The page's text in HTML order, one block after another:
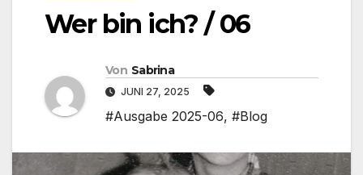
Wer bin ich? / 06
Von Sabrina
JUNI 27, 2025
#Ausgabe 2025-06, #Blog